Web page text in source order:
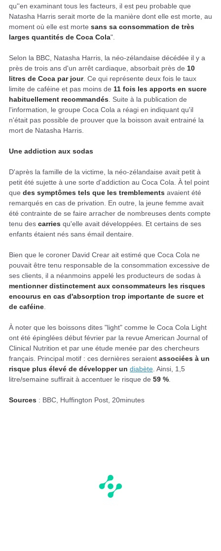
qu''en examinant tous les facteurs, il est peu probable que
Natasha Harris serait morte de la manière dont elle est morte, au
moment où elle est morte sans sa consommation de très
larges quantités de Coca Cola".
Selon la BBC, Natasha Harris, la néo-zélandaise décédée il y a
près de trois ans d'un arrêt cardiaque, absorbait près de 10
litres de Coca par jour. Ce qui représente deux fois le taux
limite de caféine et pas moins de 11 fois les apports en sucre
habituellement recommandés . Suite à la publication de
l'information, le groupe Coca Cola a réagi en indiquant qu'il
n'était pas possible de prouver que la boisson avait entrainé la
mort de Natasha Harris.
Une addiction aux sodas
D'après la famille de la victime, la néo-zélandaise avait petit à
petit été sujette à une sorte d'addiction au Coca Cola. À tel point
que des symptômes tels que les tremblements avaient été
remarqués en cas de privation. En outre, la jeune femme avait
été contrainte de se faire arracher de nombreuses dents compte
tenu des carries qu'elle avait développées. Et certains de ses
enfants étaient nés sans émail dentaire.
Bien que le coroner David Crear ait estimé que Coca Cola ne
pouvait être tenu responsable de la consommation excessive de
ses clients, il a néanmoins appelé les producteurs de sodas à
mentionner distinctement aux consommateurs les risques
encourus en cas d'absorption trop importante de sucre et
de caféine
À noter que les boissons dites "light" comme le Coca Cola Light
ont été épinglées début février par la revue American Journal of
Clinical Nutrition et par une étude menée par des chercheurs
français. Principal motif : ces dernières seraient associées à un
risque plus élevé de développer un diabète . Ainsi, 1,5
litre/semaine suffirait à accentuer le risque de 59 %
Sources : BBC, Huffington Post, 20minutes